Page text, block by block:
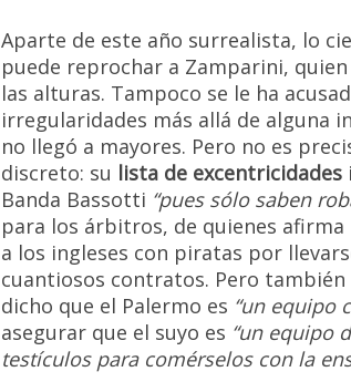
Aparte de este año surrealista, lo
puede reprochar a Zamparini,
las alturas. Tampoco se le ha
irregularidades más allá de alguna
no llegó a mayores. Pero no es
discreto: su lista de excentricidades
Banda Bassotti “pues sólo saben
para los árbitros, de quienes afirma
a los ingleses con piratas por
cuantiosos contratos. Pero
dicho que el Palermo es “un equipo
asegurar que el suyo es “un equipo
testículos para comérselos con la